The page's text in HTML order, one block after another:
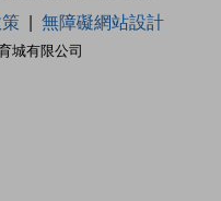
城有限公司
無障礙網站設計